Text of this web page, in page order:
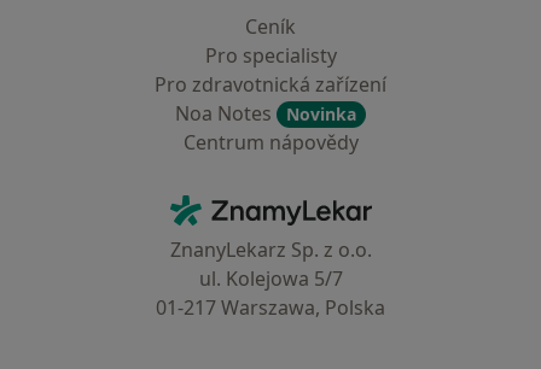
Ceník
Pro specialisty
Pro zdravotnická zařízení
Noa Notes
Novinka
Centrum nápovědy
ZnamyLekar - Hlavní stránka
ZnanyLekarz Sp. z o.o.
ul. Kolejowa 5/7
01-217 Warszawa, Polska